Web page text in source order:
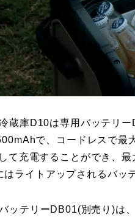
蔵庫D10は専用バッテリー
で、コードレスで最
て充電することができ、
はライトアップされるバ
ッテリーDB01(別売り)は